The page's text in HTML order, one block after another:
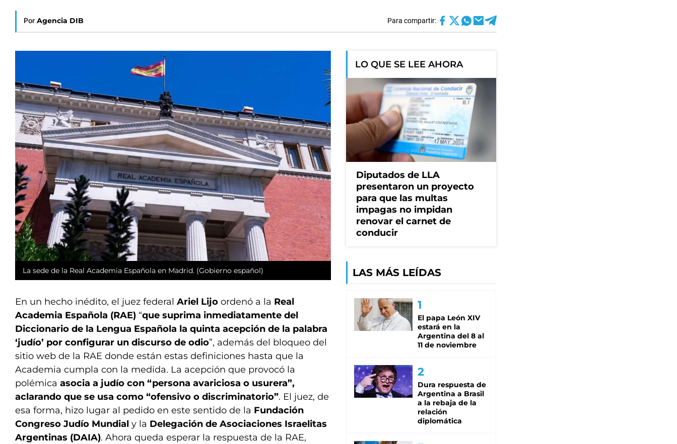
Por Agencia DIB Para compartir:
La sede de la Real Academia Española en Madrid. (Gobierno español)
En un hecho inédito, el juez federal Ariel Lijo ordenó a la Real
Academia Española (RAE) “que suprima inmediatamente del
Diccionario de la Lengua Española la quinta acepción de la palabra
‘judío’ por configurar un discurso de odio”, además del bloqueo del
sitio web de la RAE donde están estas definiciones hasta que la
Academia cumpla con la medida. La acepción que provocó la
polémica asocia a judío con “persona avariciosa o usurera”,
aclarando que se usa como “ofensivo o discriminatorio”. El juez, de
esa forma, hizo lugar al pedido en este sentido de la Fundación
Congreso Judío Mundial y la Delegación de Asociaciones Israelitas
Argentinas (DAIA). Ahora queda esperar la respuesta de la RAE,
LO QUE SE LEE AHORA
Diputados de LLA
presentaron un proyecto
para que las multas
impagas no impidan
renovar el carnet de
conducir
LAS MÁS LEÍDAS
El papa León XIV
estará en la
Argentina del 8 al
11 de noviembre
Dura respuesta de
Argentina a Brasil
a la rebaja de la
relación
diplomática